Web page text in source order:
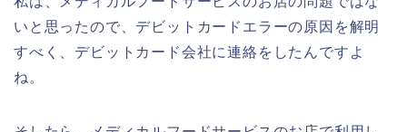
いと思ったので、デビットカードエラーの原因を解明
すべく、デビットカード会社に連絡をしたんですよ
ね。